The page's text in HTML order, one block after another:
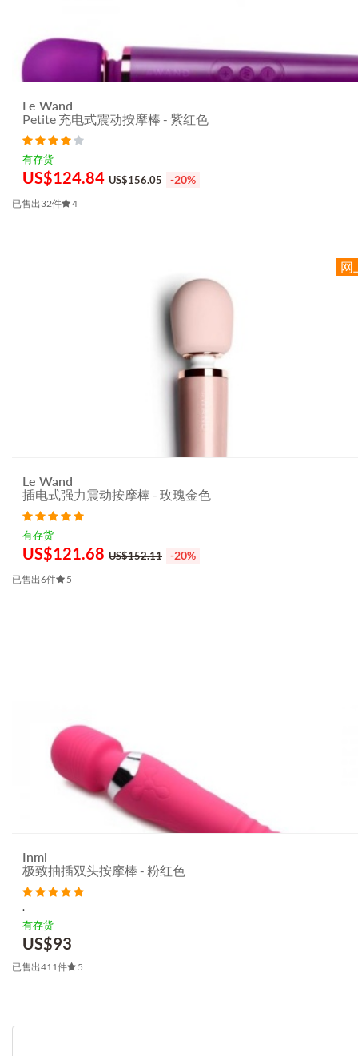
Le Wand
Petite 充电式震动按摩棒 - 紫红色
有存货
US$124.84 US$156.05 -20%
已售出32件 4
Le Wand
插电式强力震动按摩棒 - 玫瑰金色
有存货
US$121.68 US$152.11 -20%
已售出6件 5
Inmi
极致抽插双头按摩棒 - 粉红色
.
有存货
US$93
已售出411件 5